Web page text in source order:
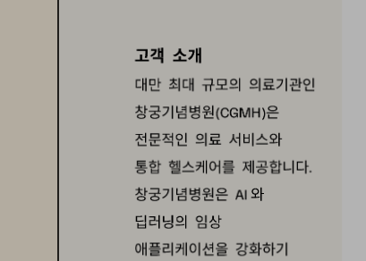
고객 소개
대만 최대 규모의
의료기관인
창궁기념병원(CGMH)은
전문적인 의료 서비스와
통합 헬스케어를 제공합니다.
창궁기념병원은 AI 와
딥러닝의
임상
애플리케이션을강화하기